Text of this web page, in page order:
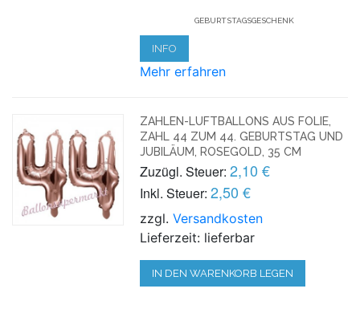
GEBURTSTAGSGESCHENK
INFO
Mehr erfahren
ZAHLEN-LUFTBALLONS AUS FOLIE,
ZAHL 44 ZUM 44. GEBURTSTAG UND
JUBILÄUM, ROSEGOLD, 35 CM
Zuzügl. Steuer: 2,10 €
Inkl. Steuer: 2,50 €
zzgl.Versandkosten
Lieferzeit: lieferbar
IN DEN WARENKORB LEGEN